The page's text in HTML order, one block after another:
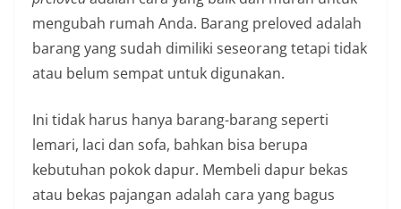
mengubah rumah Anda. Barang preloved adalah
barang yang sudah dimiliki seseorang tetapi tidak
atau belum sempat untuk digunakan.
Ini tidak harus hanya barang-barang seperti
lemari, laci dan sofa, bahkan bisa berupa
kebutuhan pokok dapur. Membeli dapur bekas
atau bekas pajangan adalah cara yang bagus